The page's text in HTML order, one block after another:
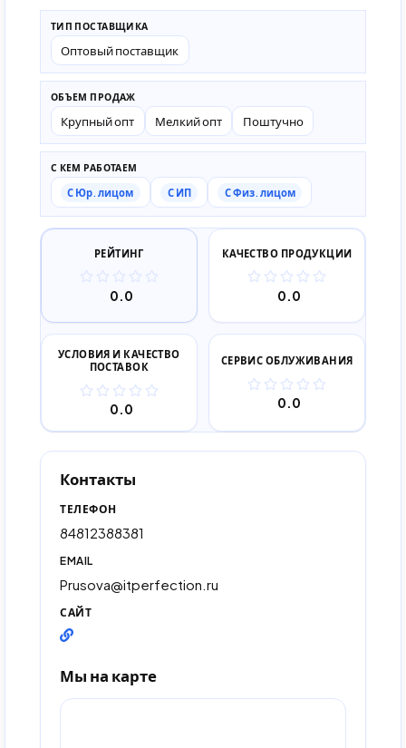
ТИП ПОСТАВЩИКА
Оптовый поставщик
ОБЪЕМ ПРОДАЖ
Крупный опт Мелкий опт Поштучно
С КЕМ РАБОТАЕМ
С Юр. лицом С ИП С Физ. лицом
РЕЙТИНГ
0.0
КАЧЕСТВО ПРОДУКЦИИ
0.0
УСЛОВИЯ И КАЧЕСТВО
ПОСТАВОК
0.0
СЕРВИС ОБЛУЖИВАНИЯ
0.0
Контакты
ТЕЛЕФОН
84812388381
EMAIL
Prusova@itperfection.ru
САЙТ
Мы на карте